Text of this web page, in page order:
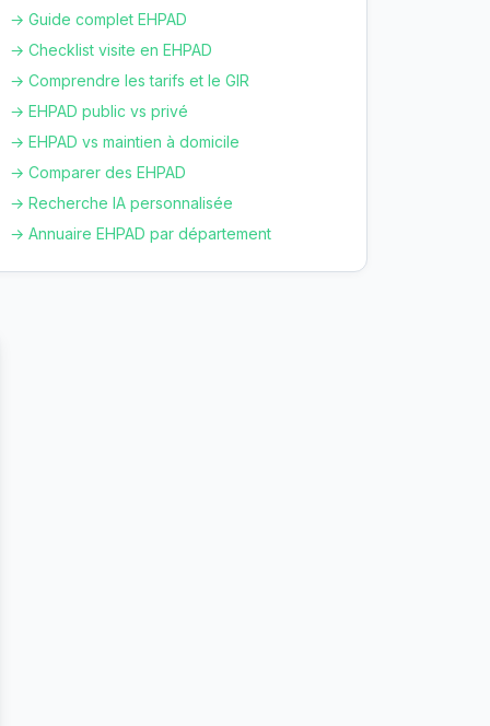
→ Guide complet EHPAD
→ Checklist visite en EHPAD
→ Comprendre les tarifs et le GIR
→ EHPAD public vs privé
→ EHPAD vs maintien à domicile
→ Comparer des EHPAD
→ Recherche IA personnalisée
→ Annuaire EHPAD par département